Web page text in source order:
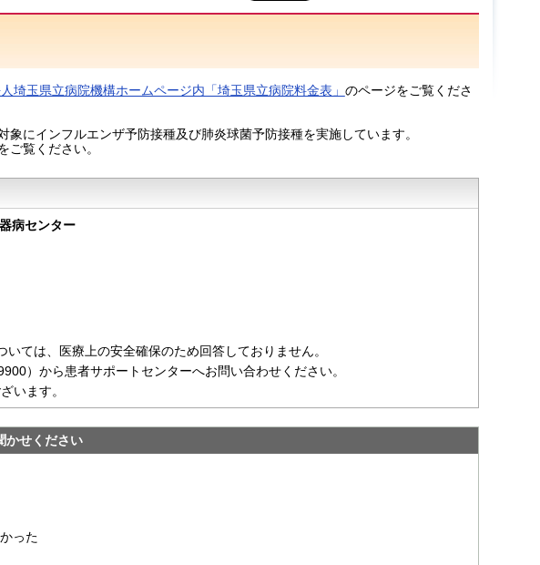
埼玉県立病院機構ホームページ内「埼玉県立病院料金表」 のページをご覧くださ
にインフルエンザ予防接種及び肺炎球菌予防接種を実施しています。
ご覧ください。
器病センター
ては、医療上の安全確保のため回答しておりません。
）から患者サポートセンターへお問い合わせください。
います。
かせください
った